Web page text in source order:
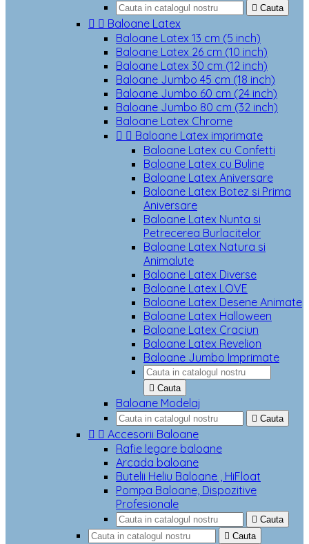
 Cauta
  Baloane Latex
Baloane Latex 13 cm (5 inch)
Baloane Latex 26 cm (10 inch)
Baloane Latex 30 cm (12 inch)
Baloane Jumbo 45 cm (18 inch)
Baloane Jumbo 60 cm (24 inch)
Baloane Jumbo 80 cm (32 inch)
Baloane Latex Chrome
  Baloane Latex imprimate
Baloane Latex cu Confetti
Baloane Latex cu Buline
Baloane Latex Aniversare
Baloane Latex Botez si Prima
Aniversare
Baloane Latex Nunta si
Petrecerea Burlacitelor
Baloane Latex Natura si
Animalute
Baloane Latex Diverse
Baloane Latex LOVE
Baloane Latex Desene Animate
Baloane Latex Halloween
Baloane Latex Craciun
Baloane Latex Revelion
Baloane Jumbo Imprimate
 Cauta
Baloane Modelaj
 Cauta
  Accesorii Baloane
Rafie legare baloane
Arcada baloane
Butelii Heliu Baloane , HiFloat
Pompa Baloane, Dispozitive
Profesionale
 Cauta
 Cauta